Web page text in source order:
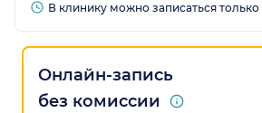
В клинику можно записаться
Онлайн-запись
без комиссии